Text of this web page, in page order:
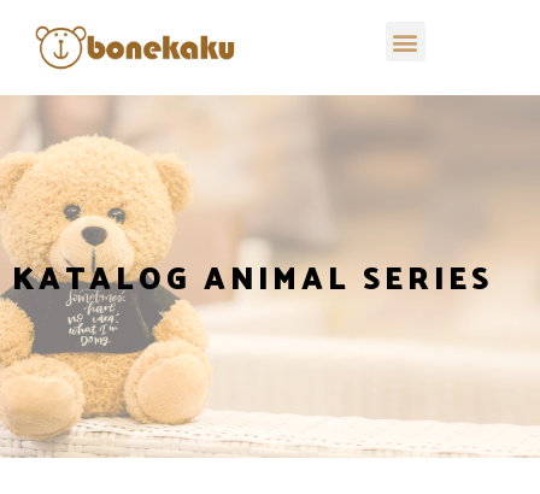
KATALOG ANIMAL SERIES